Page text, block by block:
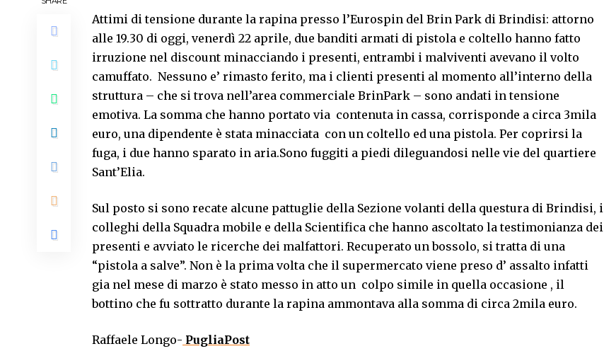
Attimi di tensione durante la rapina presso l’Eurospin del Brin Park di Brindisi: attorno
alle 19.30 di oggi, venerdì 22 aprile, due banditi armati di pistola e coltello hanno fatto
irruzione nel discount minacciando i presenti, entrambi i malviventi avevano il volto
camuffato. Nessuno e’ rimasto ferito, ma i clienti presenti al momento all’interno della
struttura – che si trova nell’area commerciale BrinPark – sono andati in tensione
emotiva. La somma che hanno portato via contenuta in cassa, corrisponde a circa 3mila
euro, una dipendente è stata minacciata con un coltello ed una pistola. Per coprirsi la
fuga, i due hanno sparato in aria.Sono fuggiti a piedi dileguandosi nelle vie del quartiere
Sant’Elia.
Sul posto si sono recate alcune pattuglie della Sezione volanti della questura di Brindisi, i
colleghi della Squadra mobile e della Scientifica che hanno ascoltato la testimonianza dei
presenti e avviato le ricerche dei malfattori. Recuperato un bossolo, si tratta di una
“pistola a salve”. Non è la prima volta che il supermercato viene preso d’ assalto infatti
gia nel mese di marzo è stato messo in atto un colpo simile in quella occasione , il
bottino che fu sottratto durante la rapina ammontava alla somma di circa 2mila euro.
Raffaele Longo- PugliaPost